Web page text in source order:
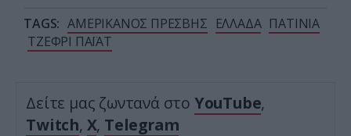
TAGS: ΑΜΕΡΙΚΑΝΟΣ ΠΡΕΣΒΗΣ ΕΛΛΑΔΑ ΠΑΤΙΝΙΑ
ΤΖΕΦΡΙ ΠΑΪΑΤ
Δείτε μας ζωντανά στο YouTube,
Twitch, X, Telegram